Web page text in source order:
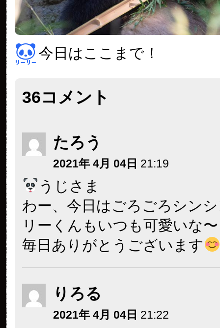
今日はここまで！
36コメント
たろう
2021年 4月 04日 21:19
うじさま
わー、今日はごろごろシン
リーくんもいつも可愛いな〜
毎日ありがとうございます
りろる
2021年 4月 04日 21:22